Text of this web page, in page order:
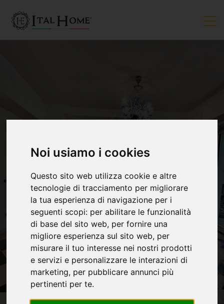
Noi usiamo i cookies
Questo sito web utilizza cookie e altre
tecnologie di tracciamento per migliorare
la tua esperienza di navigazione per i
seguenti scopi: per abilitare le funzionalità
di base del sito web, per fornire una
migliore esperienza sul sito web, per
misurare il tuo interesse nei nostri prodotti
e servizi e personalizzare le interazioni di
marketing, per pubblicare annunci più
pertinenti per te.
VENDUTO